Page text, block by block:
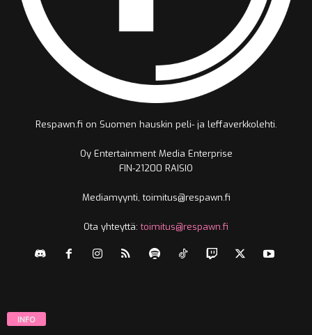
Respawn.fi on Suomen hauskin peli- ja leffaverkkolehti.
Oy Entertainment Media Enterprise
FIN-21200 RAISIO
Mediamyynti, toimitus@respawn.fi
Ota yhteyttä:toimitus@respawn.fi
INFO